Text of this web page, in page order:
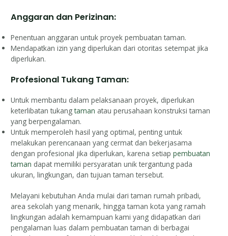
Anggaran dan Perizinan:
Penentuan anggaran untuk proyek pembuatan taman.
Mendapatkan izin yang diperlukan dari otoritas setempat jika
diperlukan.
Profesional Tukang Taman:
Untuk membantu dalam pelaksanaan proyek, diperlukan
keterlibatan tukangtaman atau perusahaan konstruksi taman
yang berpengalaman.
Untuk memperoleh hasil yang optimal, penting untuk
melakukan perencanaan yang cermat dan bekerjasama
dengan profesional jika diperlukan, karena setiappembuatan
taman dapat memiliki persyaratan unik tergantung pada
ukuran, lingkungan, dan tujuan taman tersebut.
Melayani kebutuhan Anda mulai dari taman rumah pribadi,
area sekolah yang menarik, hingga taman kota yang ramah
lingkungan adalah kemampuan kami yang didapatkan dari
pengalaman luas dalam pembuatan taman di berbagai